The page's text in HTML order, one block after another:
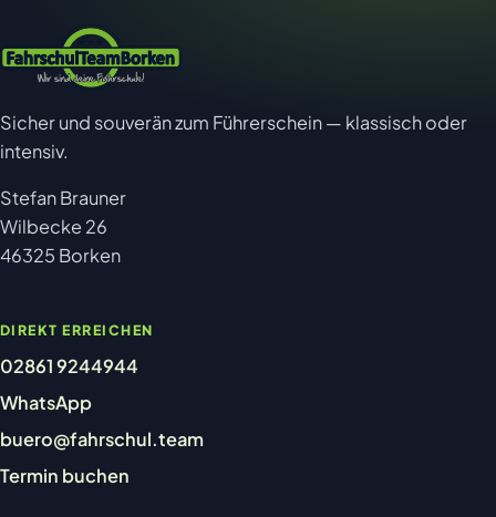
Sicher und souverän zum Führerschein — klassisch oder
intensiv.
Stefan Brauner
Wilbecke 26
46325 Borken
DIREKT ERREICHEN
02861 9244944
WhatsApp
buero@fahrschul.team
Termin buchen